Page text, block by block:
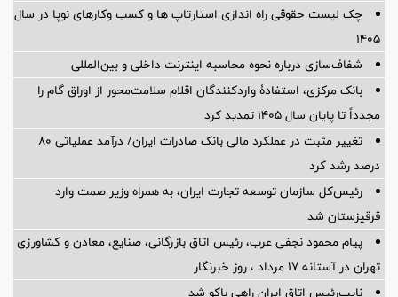
چک لیست حقوقی راه اندازی استارتاپ ها و کسب وکارهای نوپا در سال
۱۴۰۵
شفاف‌سازی درباره نحوه محاسبه اینترنت داخلی و بین‌المللی
بانک مرکزی، استفادۀ واردکنندگان اقلام سلامت‌محور از اوراق گام را
مجدداً تا پایان سال ۱۴۰۵ تمدید کرد
تغییر مثبت در عملکرد مالی بانک صادرات ایران/ درآمد عملیاتی 80
درصد رشد کرد
رئیس‌کل سازمان توسعه تجارت ایران، به همراه وزیر صمت وارد
قرقیزستان شد
پیام محمود نجفی عرب، رئیس اتاق بازرگانی، صنایع، معادن و کشاورزی
تهران در آستانه 17 مرداد ، روز خبرنگار
نایب‌رئیس اتاق ایران راهی باکو شد